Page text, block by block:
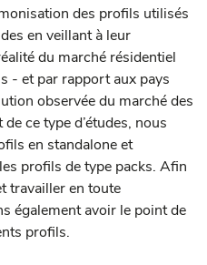
des profils utilisés
en veillant à leur
du marché résidentiel
- et par rapport aux pays
observée du marché des
ce type d’études, nous
en standalone et
profils de type packs. Afin
travailler en toute
également avoir le point de
profils.